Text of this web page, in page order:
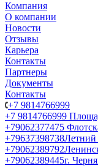
Компания
О компании
Новости
Отзывы
Карьера
Контакты
Партнеры
Документы
Контакты
+7 9814766999
+7 9814766999
+79062377475
+79637398738Летний
+79062389792
+79062389445г.